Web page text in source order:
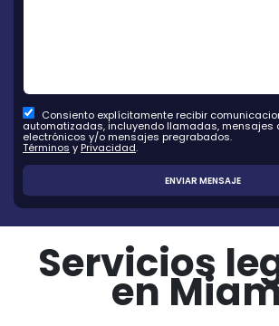
Consiento explícitamente recibir
automatizadas, incluyendo llamadas, mensajes
electrónicos y/o mensajes pregrabados.
Términos y Privacidad.
Servicios
en